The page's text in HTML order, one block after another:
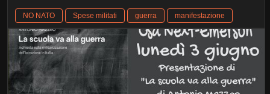
NO NATO Spese militati guerra manifestazione